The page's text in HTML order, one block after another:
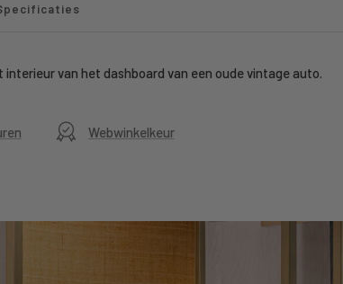
van het dashboard van een oude vintage auto.
Webwinkelkeur